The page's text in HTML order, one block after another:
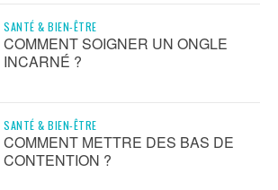
SANTÉ & BIEN-ÊTRE
COMMENT SOIGNER UN ONGLE
INCARNÉ ?
SANTÉ & BIEN-ÊTRE
COMMENT METTRE DES BAS DE
CONTENTION ?